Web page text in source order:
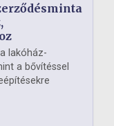
lakóház-
a bővítéssel